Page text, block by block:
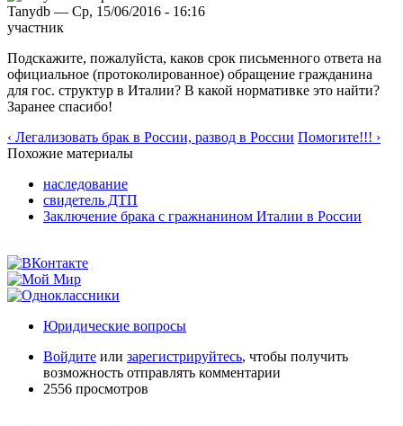
Tanydb — Ср, 15/06/2016 - 16:16
участник
Подскажите, пожалуйста, каков срок письменного ответа на
официальное (протоколированное) обращение гражданина
для гос. структур в Италии? В какой нормативке это найти?
Заранее спасибо!
‹ Легализовать брак в России, развод в России Помогите!!! ›
Похожие материалы
наследование
свидетель ДТП
Заключение брака с гражнанином Италии в России
Юридические вопросы
Войдите или зарегистрируйтесь, чтобы получить
возможность отправлять комментарии
2556 просмотров